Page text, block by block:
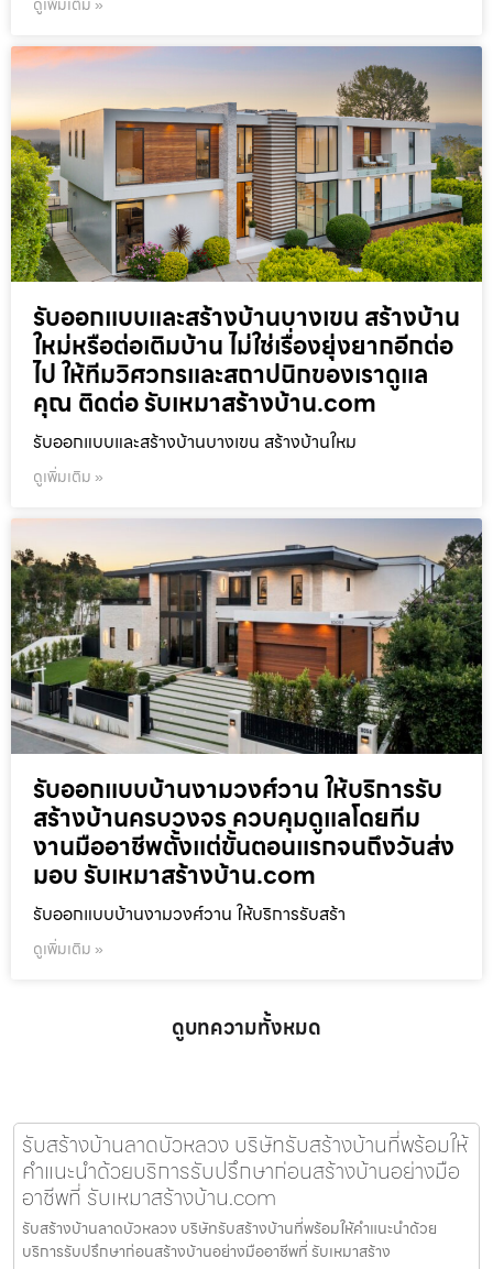
รับออกแบบและสร้างบ้านบางเขน สร้างบ้าน
ใหม่หรือต่อเติมบ้าน ไม่ใช่เรื่องยุ่งยากอีกต่อ
ไป ให้ทีมวิศวกรและสถาปนิกของเราดูแล
คุณ ติดต่อ รับเหมาสร้างบ้าน.com
รับออกแบบและสร้างบ้านบางเขน สร้างบ้านใหม
ดูเพิ่มเติม »
รับออกแบบบ้านงามวงศ์วาน ให้บริการรับ
สร้างบ้านครบวงจร ควบคุมดูแลโดยทีม
งานมืออาชีพตั้งแต่ขั้นตอนแรกจนถึงวันส่ง
มอบ รับเหมาสร้างบ้าน.com
รับออกแบบบ้านงามวงศ์วาน ให้บริการรับสร้า
ดูเพิ่มเติม »
ดูบทความทั้งหมด
รับสร้างบ้านลาดบัวหลวง บริษัทรับสร้างบ้านที่พร้อมให้
คำแนะนำด้วยบริการรับปรึกษาก่อนสร้างบ้านอย่างมือ
อาชีพที่ รับเหมาสร้างบ้าน.com
รับสร้างบ้านลาดบัวหลวง บริษัทรับสร้างบ้านที่พร้อมให้คำแนะนำด้วย
บริการรับปรึกษาก่อนสร้างบ้านอย่างมืออาชีพที่ รับเหมาสร้าง